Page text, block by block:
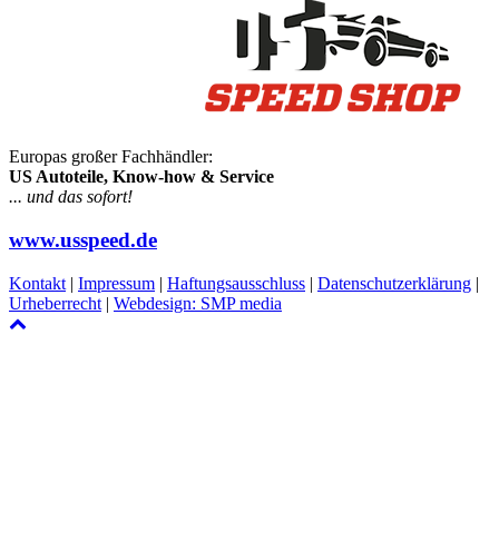
Europas großer Fachhändler:
US Autoteile, Know-how & Service
... und das sofort!
www.usspeed.de
Kontakt | Impressum | Haftungsausschluss | Datenschutzerklärung |
Urheberrecht | Webdesign: SMP media